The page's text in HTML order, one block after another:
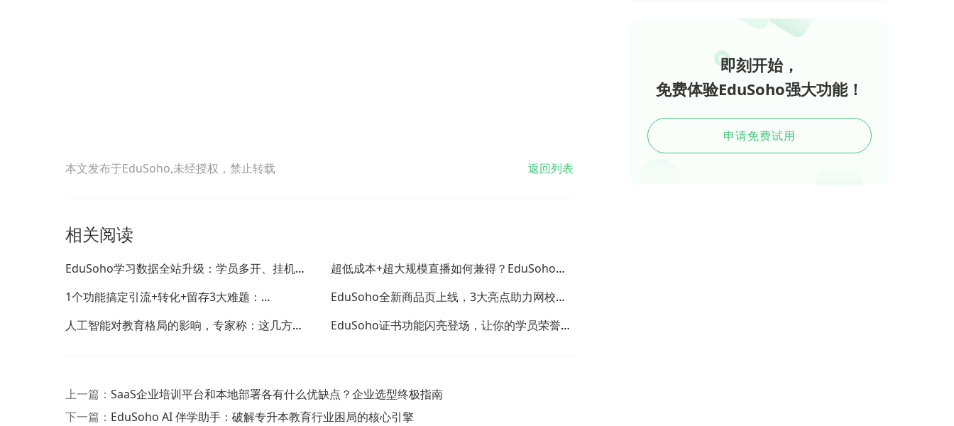
本文发布于EduSoho,未经授权，禁止转载 返回列表
相关阅读
EduSoho学习数据全站升级：学员多开、挂机、
超低成本+超大规模直播如何兼得？EduSoho大
1个功能搞定引流+转化+留存3大难题：
EduSoho全新商品页上线，3大亮点助力网校解
人工智能对教育格局的影响，专家称：这几方面
EduSoho证书功能闪亮登场，让你的学员荣誉感
上一篇： SaaS企业培训平台和本地部署各有什么优缺点？企业选型终极指南
下一篇： EduSoho AI 伴学助手：破解专升本教育行业困局的核心引擎
即刻开始，
免费体验EduSoho强大功能！
申请免费试用